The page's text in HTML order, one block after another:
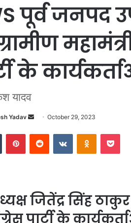
पूर्व जनपद
के
यादव
Yadav
n
d
m
October 29, 2023
जितेंद्र सिंह
पार्टी के